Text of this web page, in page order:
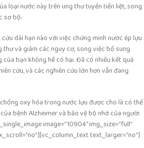
loại nước này trên ung thư tuyến tiền liệt, song
sơ bộ.
dài hạn nào với việc chứng minh nước ép lựu
thư và giảm các nguy cơ, song việc bổ sung
bạn không hề có hại. Đã có nhiều kết quả
cứu, và các nghiên cứu lớn hơn vẫn đang
oxy hóa trong nước lựu được cho là có thể
bệnh Alzheimer và bảo vệ bộ nhớ của người
image=”10904″ img_size=”full”
text_larger=”no”]